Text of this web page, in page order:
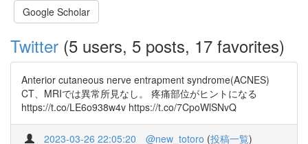
Google Scholar
Twitter (5 users, 5 posts, 17 favorites)
Anterior cutaneous nerve entrapment syndrome(ACNES)
CT、MRIでは異常所見なし。 疼痛部位がヒントになる
https://t.co/LE6o938w4v https://t.co/7CpoWlSNvQ
2023-03-26 22:05:20 @new_totoro (投稿一覧)